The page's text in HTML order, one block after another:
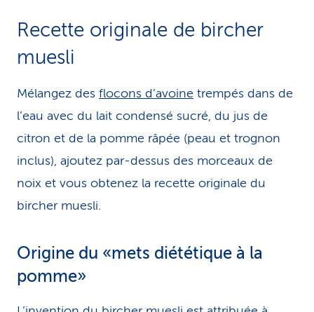
Recette originale de bircher
muesli
Mélangez des flocons d’avoine trempés dans de
l’eau avec du lait condensé sucré, du jus de
citron et de la pomme râpée (peau et trognon
inclus), ajoutez par-dessus des morceaux de
noix et vous obtenez la recette originale du
bircher muesli.
Origine du «mets diététique à la
pomme»